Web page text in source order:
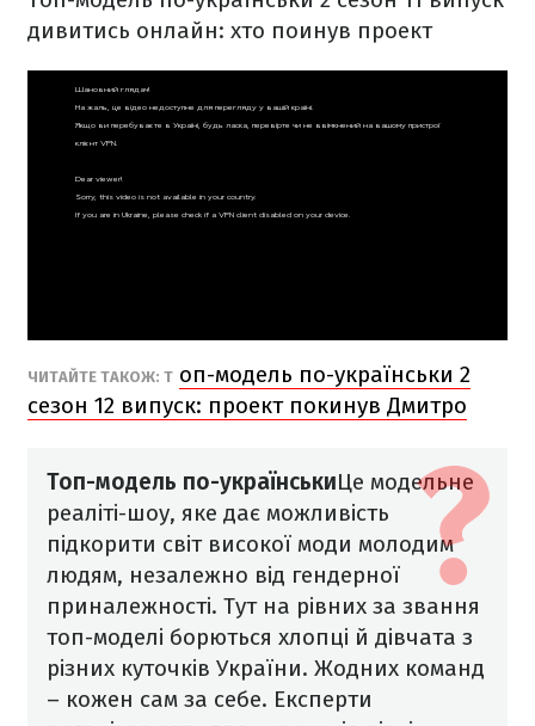
дивитись онлайн: хто поинув проект
ЧИТАЙТЕ ТАКОЖ: Т оп-модель по-українськи 2
сезон 12 випуск: проект покинув Дмитро
Топ-модель по-українськиЦе модельне
реаліті-шоу, яке дає можливість
підкорити світ високої моди молодим
людям, незалежно від гендерної
приналежності. Тут на рівних за звання
топ-моделі борються хлопці й дівчата з
різних куточків України. Жодних команд
– кожен сам за себе. Експерти